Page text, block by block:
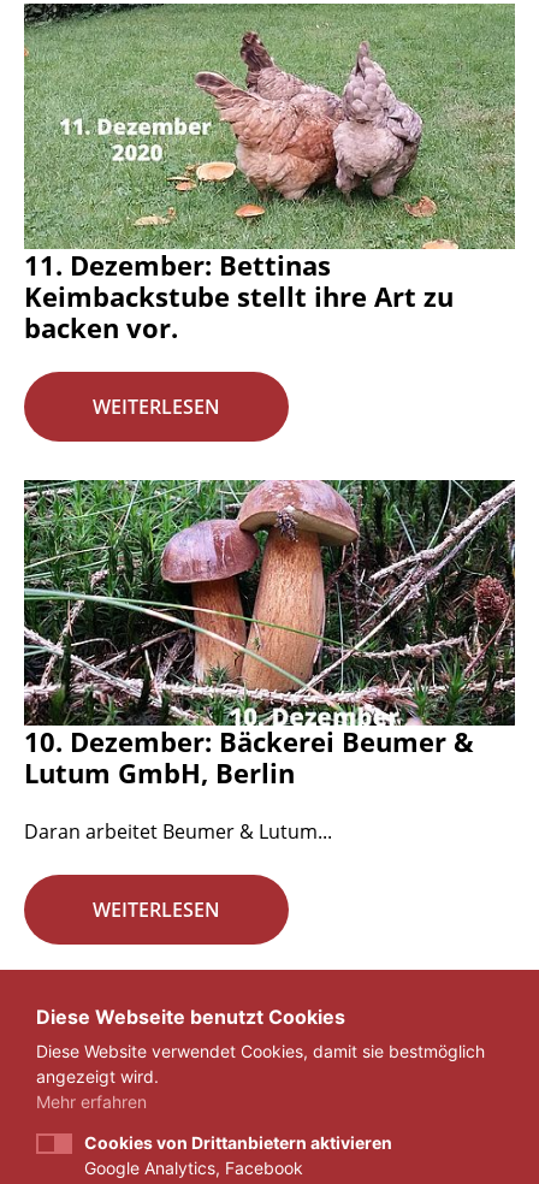
11. Dezember: Bettinas
Keimbackstube stellt ihre Art zu
backen vor.
WEITERLESEN
10. Dezember: Bäckerei Beumer &
Lutum GmbH, Berlin
Daran arbeitet Beumer & Lutum...
WEITERLESEN
« 1 ... 16 17 18 ... 29 »
Diese Webseite benutzt Cookies
Diese Website verwendet Cookies, damit sie bestmöglich
angezeigt wird.
Mehr erfahren
Cookies von Drittanbietern aktivieren
Google Analytics, Facebook